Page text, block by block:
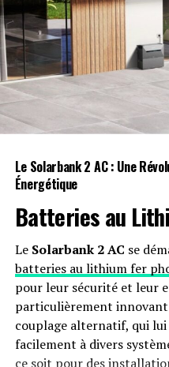
À 31 ans, Lopes réalise
après avoir subi une
Ribeiro lors du DWCS en
revenu à la LFA où il a
unevictoirepar
Fin de la Série
Sazhiniani
Sazhiniani, âgé de 27 ans,
consécutives s’arrêter.
poids lourd léger
compétitions dans des
et Octagon.
RELATED TOPICS: BRUNO
DANA WHITE'S CONTENDER
VIDÉO
UP NEXT
Le Solarbank 2 AC : Une
Énergétique
Batteries au
Le Solarbank 2 AC se
batteries au lithium fer
pour leur sécurité et leur
particulièrement innovant
couplage alternatif, qui lui
facilement à divers
ce soit pour des